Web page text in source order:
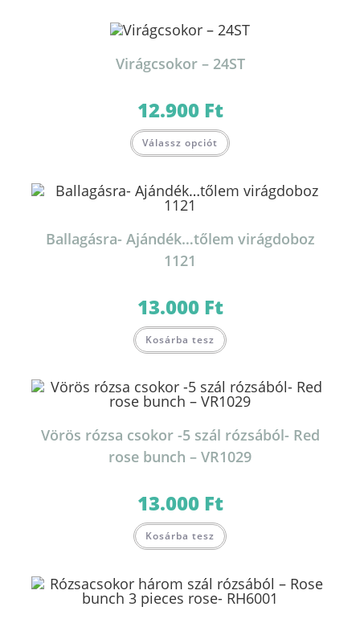
Virágcsokor – 24ST
12.900 Ft
Válassz opciót
Ballagásra- Ajándék…tőlem virágdoboz
1121
13.000 Ft
Kosárba tesz
Vörös rózsa csokor -5 szál rózsából- Red
rose bunch – VR1029
13.000 Ft
Kosárba tesz